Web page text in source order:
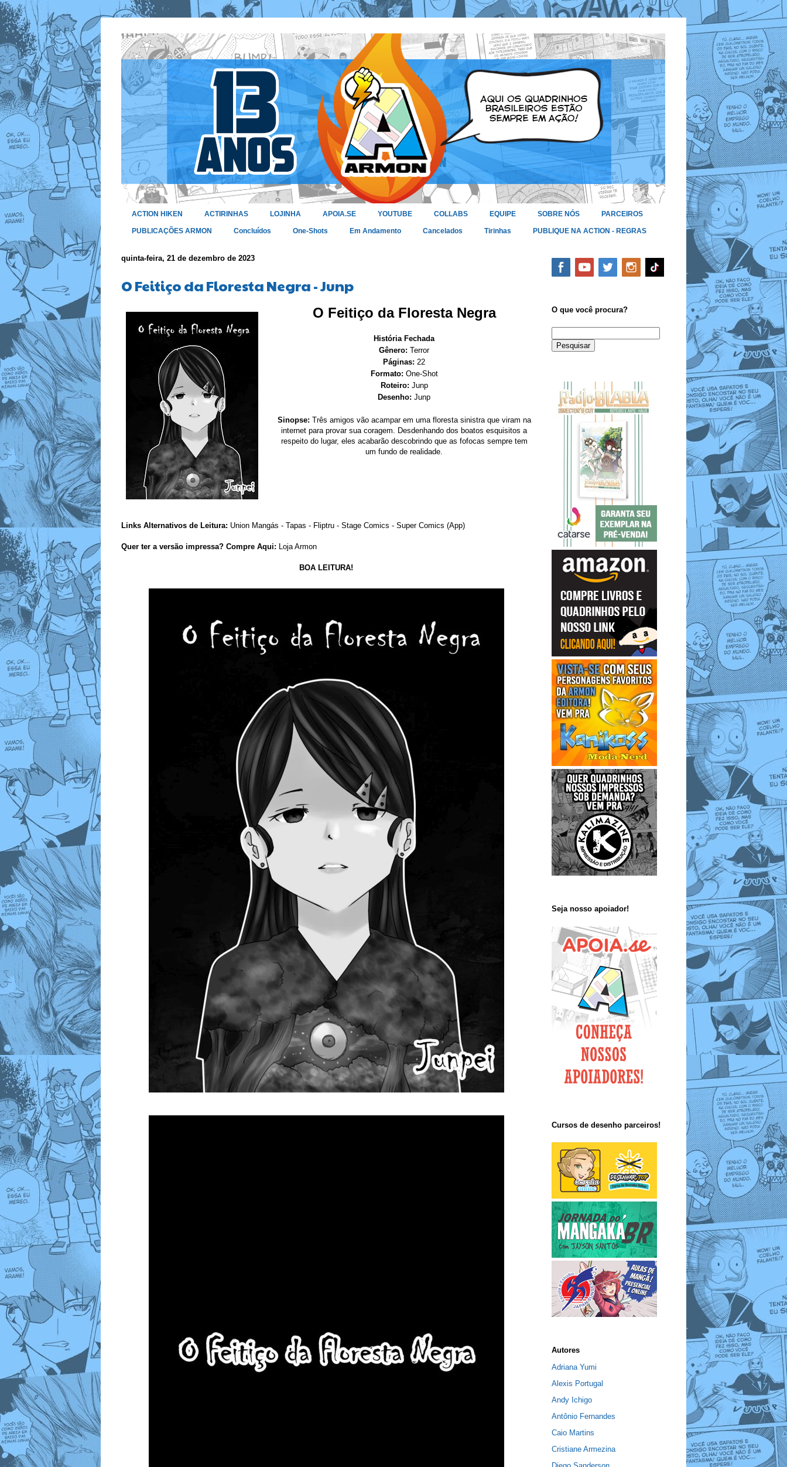
ACTION HIKEN ACTIRINHAS LOJINHA APOIA.SE YOUTUBE COLLABS EQUIPE SOBRE NÓS PARCEIROS
PUBLICAÇÕES ARMON Concluídos One-Shots Em Andamento Cancelados Tirinhas PUBLIQUE NA ACTION - REGRAS
quinta-feira, 21 de dezembro de 2023
O Feitiço da Floresta Negra - Junp
O Feitiço da Floresta Negra
História Fechada
Gênero: Terror
Páginas: 22
Formato: One-Shot
Roteiro: Junp
Desenho: Junp
Sinopse: Três amigos vão acampar em uma floresta sinistra que viram na
internet para provar sua coragem. Desdenhando dos boatos esquisitos a
respeito do lugar, eles acabarão descobrindo que as fofocas sempre tem
um fundo de realidade.
Links Alternativos de Leitura: Union Mangás - Tapas - Fliptru - Stage Comics - Super Comics (App)
Quer ter a versão impressa? Compre Aqui: Loja Armon
BOA LEITURA!
O que você procura?
Seja nosso apoiador!
Cursos de desenho parceiros!
Autores
Adriana Yumi
Alexis Portugal
Andy Ichigo
Antônio Fernandes
Caio Martins
Cristiane Armezina